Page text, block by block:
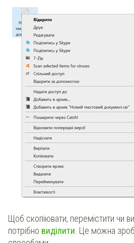
Щоб скопіювати, перемістити чи
потрібно виділити. Це можна